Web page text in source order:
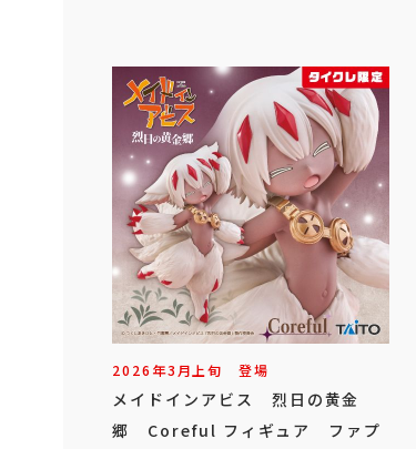
2026年3月上旬 登場
メイドインアビス 烈日の黄金
郷 Coreful フィギュア ファプ